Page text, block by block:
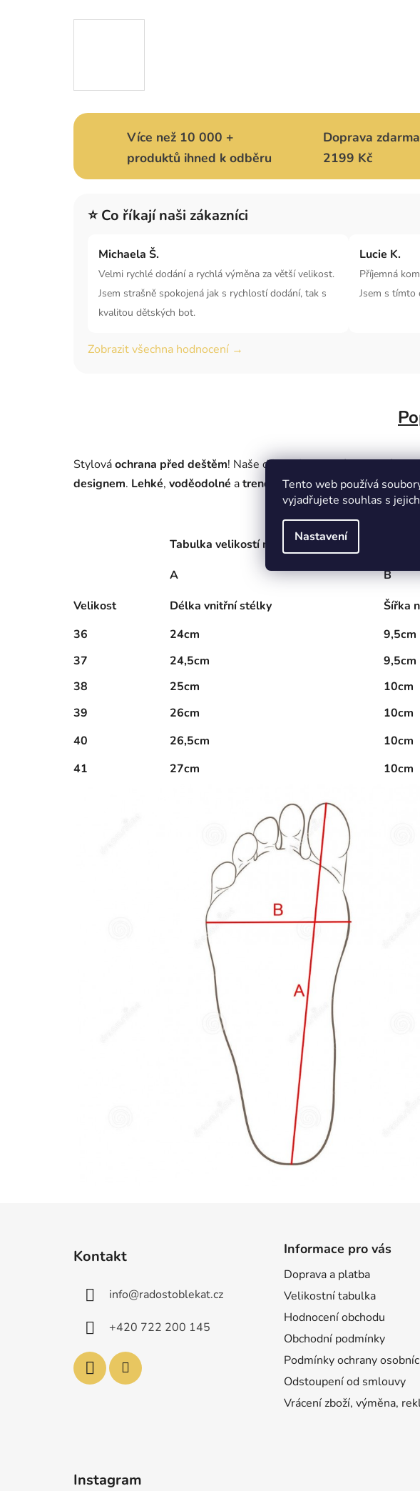
Tento web používá
vyjadřujete souhlas s
Nastavení
Více než 10 000 +
produktů ihned k odběru
Doprava
2199 Kč
⭐ Co říkají naši zákazníci
Michaela Š.
Velmi rychlé dodání a rychlá výměna za větší velikost.
Jsem strašně spokojená jak s rychlostí dodání, tak s
kvalitou dětských bot.
Lucie K.
Příjemná
Jsem s tímto
Zobrazit všechna hodnocení →
Stylováochrana před deštěm! Naše dámskégumové nazouváky
designem. Lehké, voděodolné atrendy - ideální volba pro
Tabulka velikostí nazouváků(+/- 0,5 Cm)
A
B
Velikost
Délka vnitřní stélky
Šířka
36
24cm
9,5cm
37
24,5cm
9,5cm
38
25cm
10cm
39
26cm
10cm
40
26,5cm
10cm
41
27cm 10cm
Kontakt
info@radostoblekat.cz
+420 722 200 145
Informace pro vás
Doprava a platba
Velikostní tabulka
Hodnocení obchodu
Obchodní podmínky
Podmínky ochrany
Odstoupení od smlouvy
Vrácení zboží, výměna,
Instagram